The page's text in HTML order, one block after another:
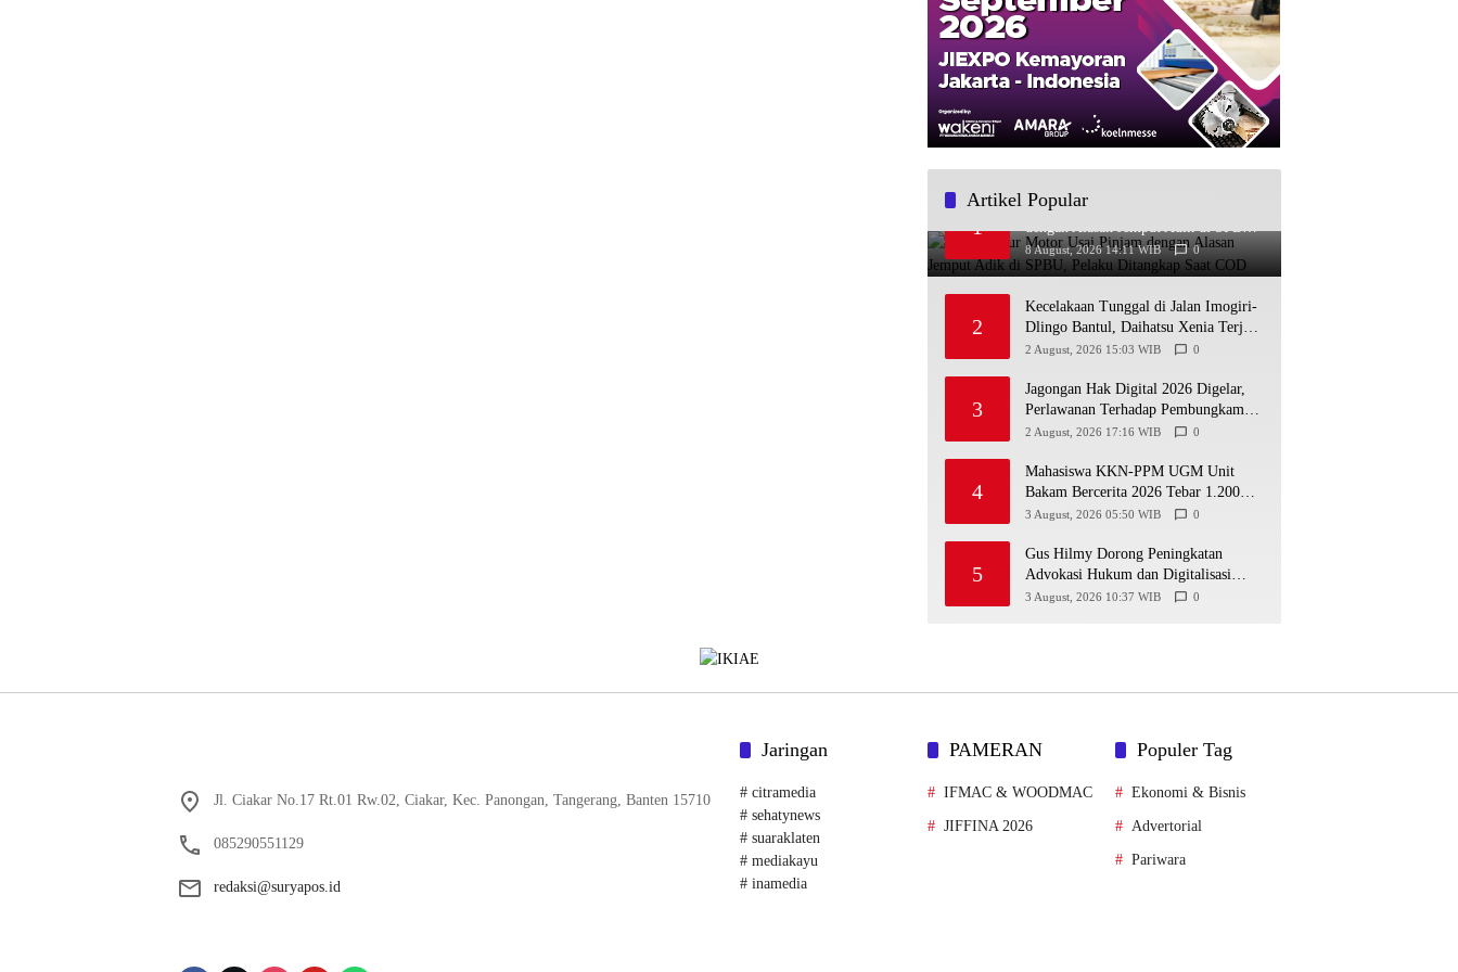
Artikel Popular
1
Bawa Kabur Motor Usai Pinjam
dengan Alasan Jemput Adik di SPBU,
Pelaku Ditangkap Saat COD
8 August, 2026 14:11 WIB 0
2
Kecelakaan Tunggal di Jalan Imogiri-
Dlingo Bantul, Daihatsu Xenia Terjun
ke Jurang
2 August, 2026 15:03 WIB 0
3
Jagongan Hak Digital 2026 Digelar,
Perlawanan Terhadap Pembungkaman
Media Digital
2 August, 2026 17:16 WIB 0
4
Mahasiswa KKN-PPM UGM Unit
Bakam Bercerita 2026 Tebar 1.200
Bibit Mangrove di Sungai Air Layang
3 August, 2026 05:50 WIB 0
5
Gus Hilmy Dorong Peningkatan
Advokasi Hukum dan Digitalisasi
Gerakan Meningkatkan Kualitas PMII
3 August, 2026 10:37 WIB 0
Jl. Ciakar No.17 Rt.01 Rw.02, Ciakar, Kec. Panongan, Tangerang, Banten 15710
085290551129
redaksi@suryapos.id
Jaringan
# citramedia
# sehatynews
# suaraklaten
# mediakayu
# inamedia
PAMERAN
IFMAC & WOODMAC
JIFFINA 2026
Populer Tag
Ekonomi & Bisnis
Advertorial
Pariwara